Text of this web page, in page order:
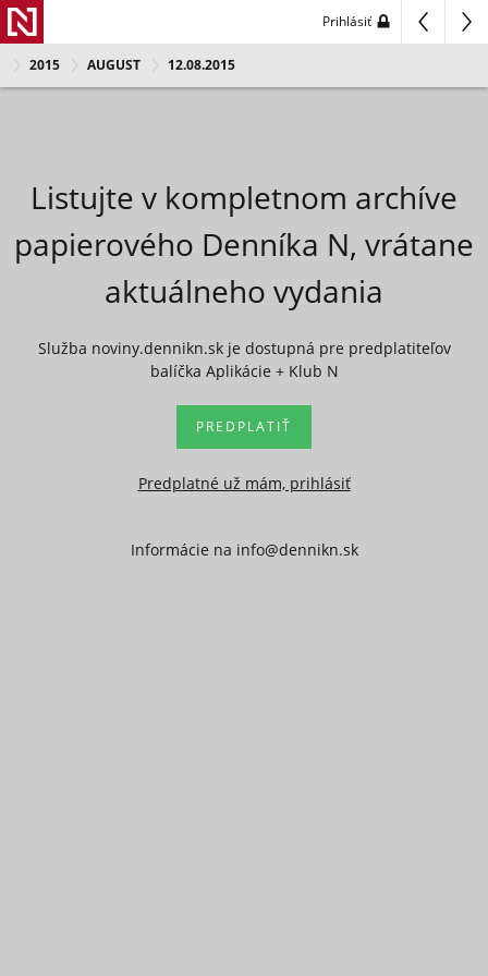
Prihlásiť
2015 AUGUST 12.08.2015
Listujte v kompletnom archíve
papierového Denníka N, vrátane
aktuálneho vydania
Služba noviny.dennikn.sk je dostupná pre predplatiteľov
balíčka Aplikácie + Klub N
PREDPLATIŤ
Predplatné už mám, prihlásiť
Informácie na info@dennikn.sk